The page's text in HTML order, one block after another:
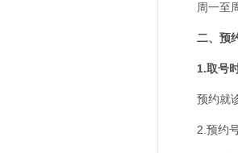
周一至周
二、预
1.取号时
预约就诊
2.预约号